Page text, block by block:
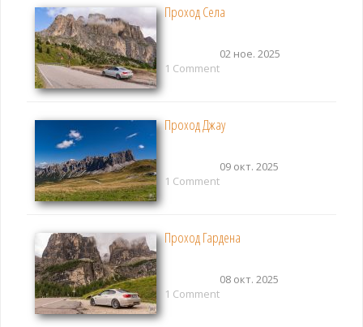
Проход Села
02 ное. 2025
1 Comment
Проход Джау
09 окт. 2025
1 Comment
Проход Гардена
08 окт. 2025
1 Comment